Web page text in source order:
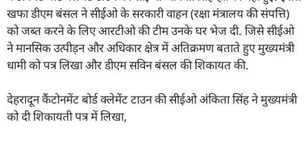
खफा डीएम बंसल ने सीईओ के सरकारी वाहन (रक्षा मंत्रालय की संपत्ति)
को जब्त करने के लिए आरटीओ की टीम उनके घर भेज दी. जिसे सीईओ
ने मानसिक उत्पीड़न और अधिकार क्षेत्र में अतिक्रमण बताते हुए मुख्यमंत्री
धामी को पत्र लिखा और डीएम सविन बंसल की शिकायत की.
देहरादून कैंटोनमेंट बोर्ड क्लेमेंट टाउन की सीईओ अंकिता सिंह ने मुख्यमंत्री
को दी शिकायती पत्र में लिखा,